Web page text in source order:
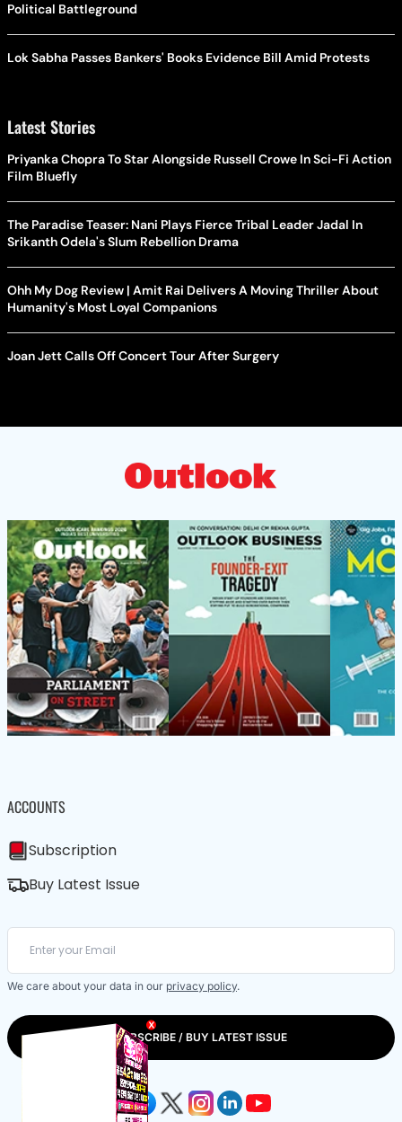
X
Political Battleground
Lok Sabha Passes Bankers' Books Evidence Bill Amid Protests
Latest Stories
Priyanka Chopra To Star Alongside Russell Crowe In Sci-Fi Action
Film Bluefly
The Paradise Teaser: Nani Plays Fierce Tribal Leader Jadal In
Srikanth Odela's Slum Rebellion Drama
Ohh My Dog Review | Amit Rai Delivers A Moving Thriller About
Humanity's Most Loyal Companions
Joan Jett Calls Off Concert Tour After Surgery
ACCOUNTS
Subscription
Buy Latest Issue
We care about your data in our privacy policy.
SUBSCRIBE / BUY LATEST ISSUE